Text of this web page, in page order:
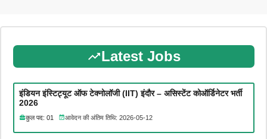
Latest Jobs
इंडियन इंस्टिट्यूट ऑफ टेक्नोलॉजी (IIT) इंदौर – असिस्टेंट कोऑर्डिनेटर भर्ती
2026
कुल पद: 01 आवेदन की अंतिम तिथि: 2026-05-12